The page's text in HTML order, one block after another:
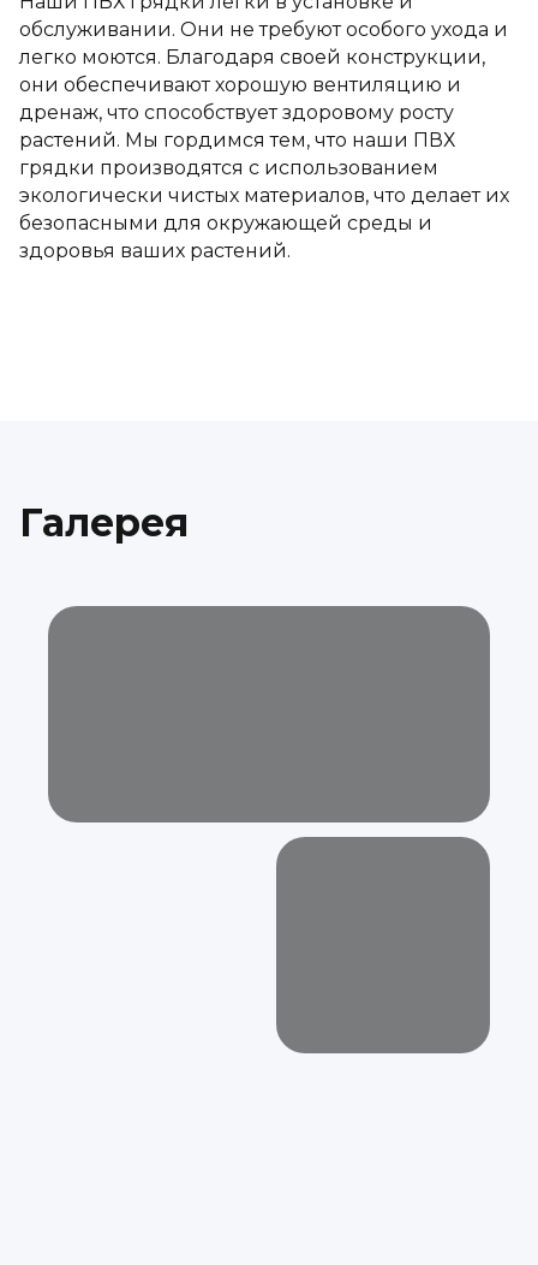
обслуживании. Они не требуют особого ухода и
легко моются. Благодаря своей конструкции,
они обеспечивают хорошую вентиляцию и
дренаж, что способствует здоровому росту
растений. Мы гордимся тем, что наши ПВХ
грядки производятся с использованием
экологически чистых материалов, что делает их
безопасными для окружающей среды и
здоровья ваших растений.
Галерея